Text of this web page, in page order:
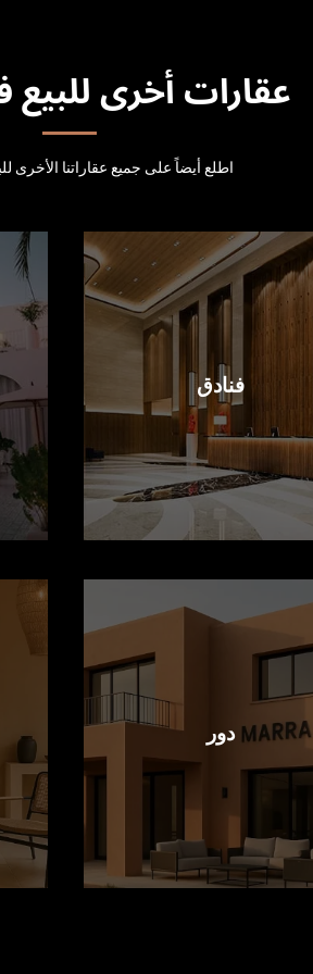
عقارات أخرى
اطلع أيضاً على جميع عقاراتنا الأخرى
فنادق
دور